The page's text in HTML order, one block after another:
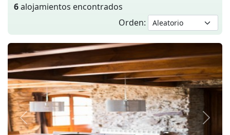
6alojamientos encontrados
Orden:
Anterior